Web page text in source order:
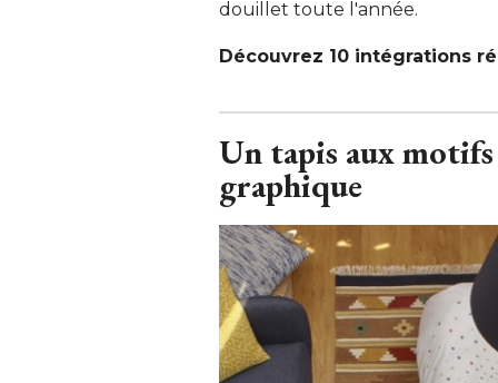
douillet toute l'année.
Découvrez 10 intégrations
Un tapis aux
graphique